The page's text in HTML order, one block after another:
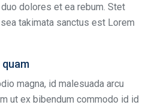
dolores et ea rebum. Stet
takimata sanctus est Lorem
magna, id malesuada arcu
ut ex bibendum commodo id id